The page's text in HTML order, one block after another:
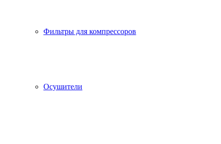
Фильтры для компрессоров
Осушители